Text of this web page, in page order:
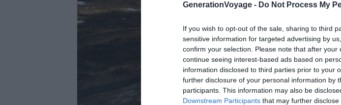
GenerationVoyage - Do Not Process My
If you wish to opt-out of the sale, sharing to third
sensitive information for targeted advertising by
confirm your selection. Please note that after
continue seeing interest-based ads based on
information disclosed to third parties prior to your
further disclosure of your personal information by
participants. This information may also be
Downstream Participants that may further